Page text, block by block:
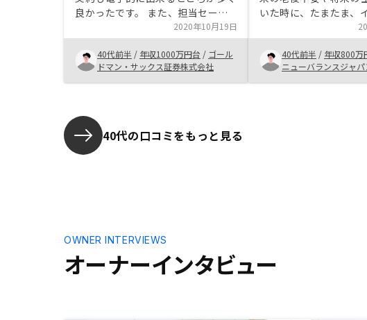
良かったです。 また、担当セール
スの方も柔軟に時間対応してくれ、
助かりました。関東、関西で不動産
運用の慣習に違いがあるならば、契
約途中ではなく、もっと早く伝える
べきだと感じました。 また、各種
費でやってくれていましたので、委
任状を渡したタイミングで費用はオ
ーナー持ちであることを伝えるべき
で、後日面会した時にいきなり、
2020年10月19日
40代前半 / 年収1000万円台 / ゴール
ドマン・サックス証券株式会社
いた時に、たまたま、
広告から面談を申し込
かけ。担当者との面談
できた為、投資を決意
にした。
40代前半 / 年収800万
ニューバランスジャパ
40代の口コミをもっと見る
オーナーインタビュー
OWNER INTERVIEWS